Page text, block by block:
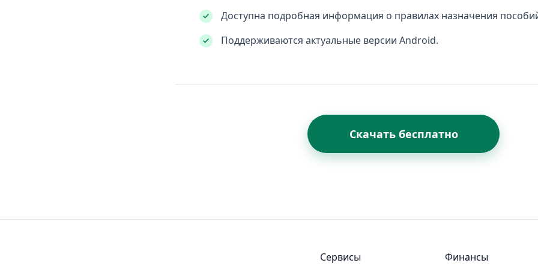
Доступна подробная информация о правилах назначения
Поддерживаются актуальные версии Android.
Скачать бесплатно
Сервисы Финансы